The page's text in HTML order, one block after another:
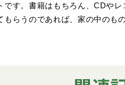
す。書籍はもちろん、CDや
らうのであれば、家の中のも